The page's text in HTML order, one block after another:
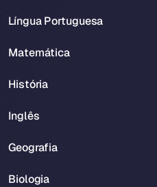
Língua Portuguesa
Matemática
História
Inglês
Geografia
Biologia